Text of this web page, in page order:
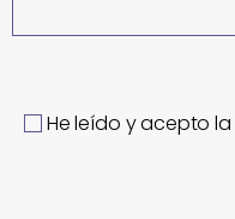
He leído y acepto la